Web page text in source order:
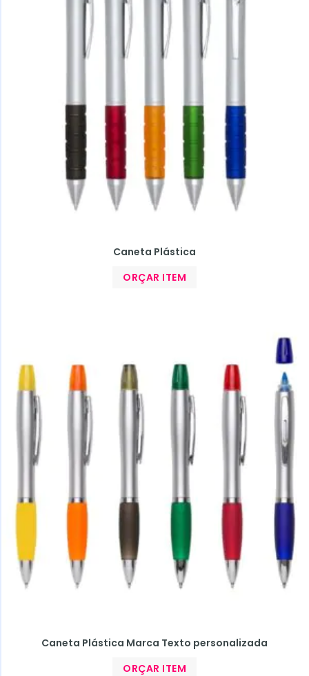
Caneta Plástica
ORÇAR ITEM
Caneta Plástica Marca Texto personalizada
ORÇAR ITEM